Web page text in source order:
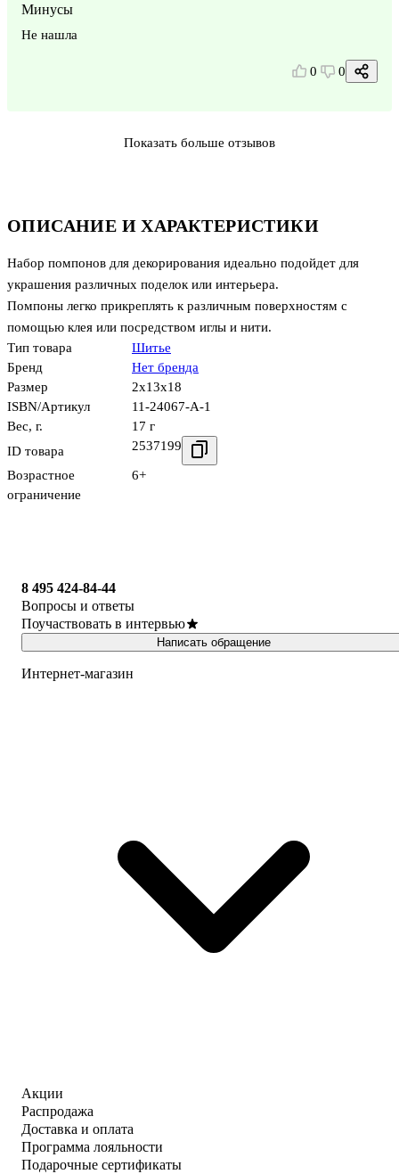
ОПИСАНИЕ И ХАРАКТЕРИСТИКИ
Набор помпонов для декорирования идеально подойдет для
украшения различных поделок или интерьера.
Помпоны легко прикреплять к различным поверхностям с
помощью клея или посредством иглы и нити.
Тип товара
Шитье
Бренд
Нет бренда
Размер
2x13x18
ISBN/Артикул
11-24067-А-1
Вес, г.
17 г
ID товара
2537199
Возрастное
ограничение
6+
Минусы
Не нашла
0 0
Показать больше отзывов
8 495 424-84-44
Вопросы и ответы
Поучаствовать в интервью
Написать обращение
Интернет-магазин
Акции
Распродажа
Доставка и оплата
Программа лояльности
Подарочные сертификаты